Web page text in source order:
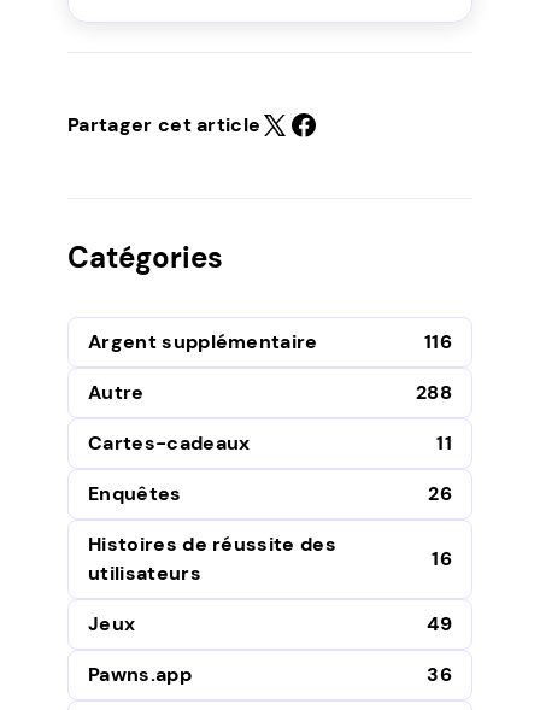
Partager cet article
Catégories
Argent supplémentaire
116
Autre
288
Cartes-cadeaux
11
Enquêtes
26
Histoires de réussite des
utilisateurs
16
Jeux
49
Pawns.app
36